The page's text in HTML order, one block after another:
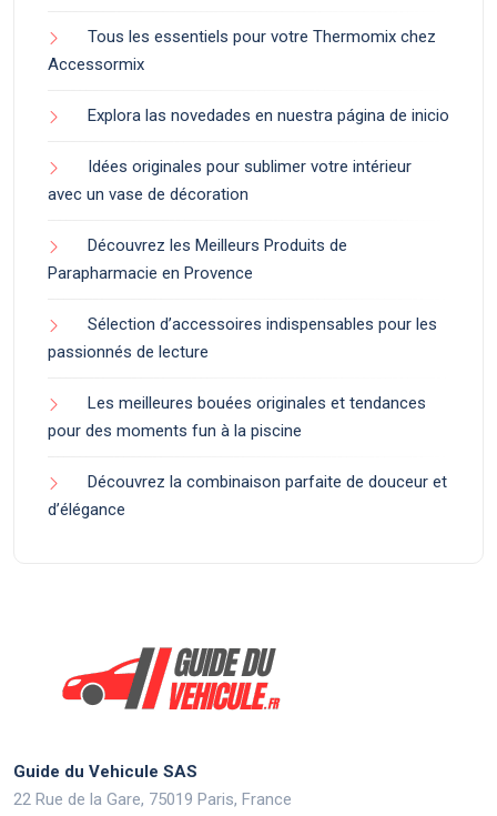
Tous les essentiels pour votre Thermomix chez
Accessormix
Explora las novedades en nuestra página de inicio
Idées originales pour sublimer votre intérieur
avec un vase de décoration
Découvrez les Meilleurs Produits de
Parapharmacie en Provence
Sélection d’accessoires indispensables pour les
passionnés de lecture
Les meilleures bouées originales et tendances
pour des moments fun à la piscine
Découvrez la combinaison parfaite de douceur et
d’élégance
Guide du Vehicule SAS
22 Rue de la Gare, 75019 Paris, France